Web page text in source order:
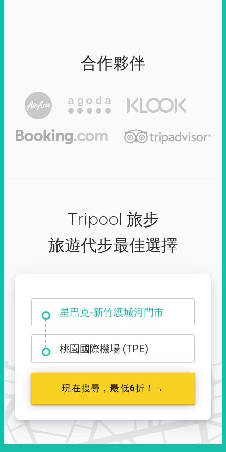
合作夥伴
Tripool 旅步
旅遊代步最佳選擇
星巴克-新竹護城河門市
大霸尖山登山口
桃園國際機場 (TPE)
現在搜尋，最低6折！→